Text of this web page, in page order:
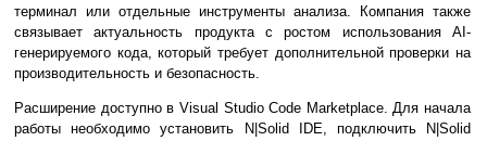
терминал или отдельные инструменты анализа. Компания также
связывает актуальность продукта с ростом использования AI-
генерируемого кода, который требует дополнительной проверки на
производительность и безопасность.
Расширение доступно в Visual Studio Code Marketplace. Для начала
работы необходимо установить N|Solid IDE, подключить N|Solid